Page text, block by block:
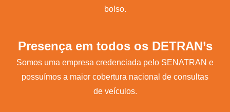
bolso.
Presença em todos os DETRAN’s
Somos uma empresa credenciada pelo SENATRAN e
possuímos a maior cobertura nacional de consultas
de veículos.